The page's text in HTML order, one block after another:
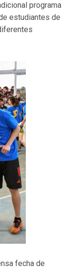
programa
estudiantes de
fecha de